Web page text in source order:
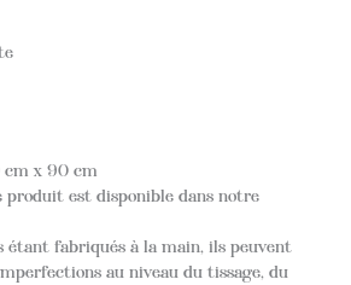
cm x 90 cm
produit est disponible dans notre
étant fabriqués à la main, ils peuvent
au niveau du tissage, du